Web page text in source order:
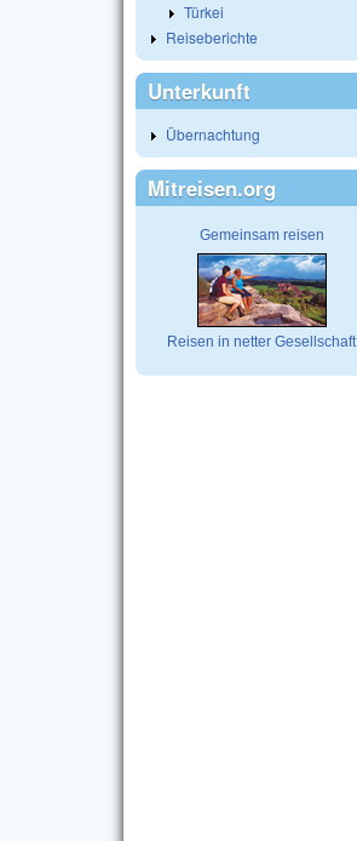
Türkei
Reiseberichte
Unterkunft
Übernachtung
Mitreisen.org
Gemeinsam reisen
Reisen in netter Gesellschaft